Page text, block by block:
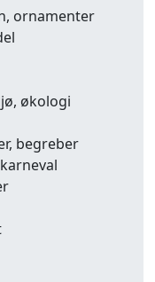
ornamenter
økologi
begreber